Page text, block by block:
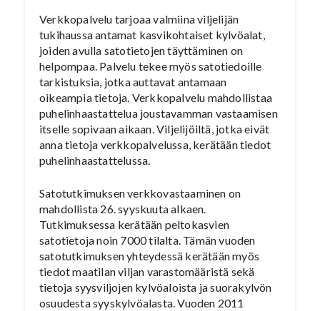
Verkkopalvelu tarjoaa valmiina viljelijän
tukihaussa antamat kasvikohtaiset kylvöalat,
joiden avulla satotietojen täyttäminen on
helpompaa. Palvelu tekee myös satotiedoille
tarkistuksia, jotka auttavat antamaan
oikeampia tietoja. Verkkopalvelu mahdollistaa
puhelinhaastattelua joustavamman vastaamisen
itselle sopivaan aikaan. Viljelijöiltä, jotka eivät
anna tietoja verkkopalvelussa, kerätään tiedot
puhelinhaastattelussa.
Satotutkimuksen verkkovastaaminen on
mahdollista 26. syyskuuta alkaen.
Tutkimuksessa kerätään peltokasvien
satotietoja noin 7000 tilalta. Tämän vuoden
satotutkimuksen yhteydessä kerätään myös
tiedot maatilan viljan varastomääristä sekä
tietoja syysviljojen kylvöaloista ja suorakylvön
osuudesta syyskylvöalasta. Vuoden 2011